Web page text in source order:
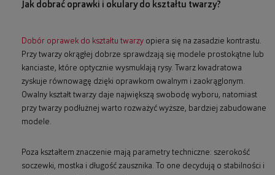
Jak dobrać oprawki i okulary do kształtu twarzy?
Dobór oprawek do kształtu twarzy opiera się na zasadzie kontrastu.
Przy twarzy okrągłej dobrze sprawdzają się modele prostokątne lub
kanciaste, które optycznie wysmuklają rysy. Twarz kwadratowa
zyskuje równowagę dzięki oprawkom owalnym i zaokrąglonym.
Owalny kształt twarzy daje największą swobodę wyboru, natomiast
przy twarzy podłużnej warto rozważyć wyższe, bardziej zabudowane
modele.
Poza kształtem znaczenie mają parametry techniczne: szerokość
soczewki, mostka i długość zausznika. To one decydują o stabilności i